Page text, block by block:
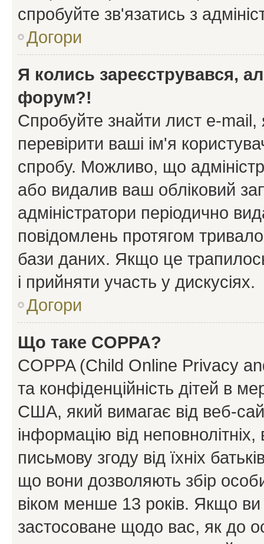
спробуйте зв'язатись з
Догори
Я колись зареєструвався,
форум?!
Спробуйте знайти лист e-mail,
перевірити ваші ім'я
спробу. Можливо, що
або видалив ваш обліковий
адміністратори періодично
повідомлень протягом
бази даних. Якщо це
і прийняти участь у дискусіях.
Догори
Що таке COPPA?
COPPA (Child Online Privacy
та конфіденційність дітей в
США, який вимагає від веб-
інформацію від
письмову згоду від їхніх
що вони дозволяють збір
віком менше 13 років. Якщо
застосоване щодо вас, як до